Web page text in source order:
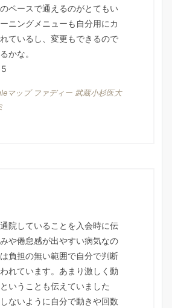
ペースで通えるのがとてもい
ニングメニューも自分用にカ
ているし、変更もできるので
かな。
5
マップ ファディー 武蔵小杉医大
院していることを入会時に伝
や倦怠感が出やすい病気なの
負担の無い範囲で自分で判断
れています。あまり激しく動
いうことも伝えていました
ないように自分で動きや回数